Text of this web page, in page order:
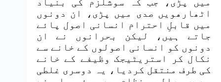
اٹھارھویں صدی میں پڑی، ان دونوں
میں قابلِ احترام انسانی اصول پائے
جاتے ہیں، لیکن بحرانوں نے ان
دونوں کو انسانی اصولوں کے خانے سے
نکال کر استریٹیجک وظیفے کے خانے
کی طرف منتقل کردیا، یہ دوسری غلطی